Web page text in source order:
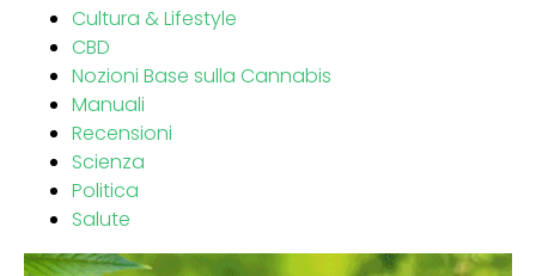
Cultura & Lifestyle
CBD
Nozioni Base sulla Cannabis
Manuali
Recensioni
Scienza
Politica
Salute